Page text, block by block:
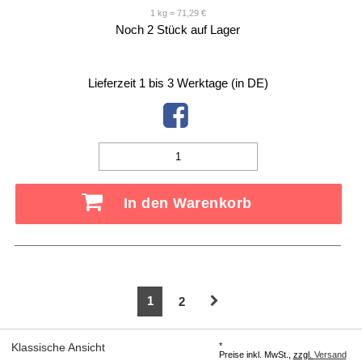
1 kg = 71,29 €
Noch 2 Stück auf Lager
Lieferzeit 1 bis 3 Werktage (in DE)
In den Warenkorb
1 2
Klassische Ansicht
*
Preise inkl. MwSt., zzgl. Versand